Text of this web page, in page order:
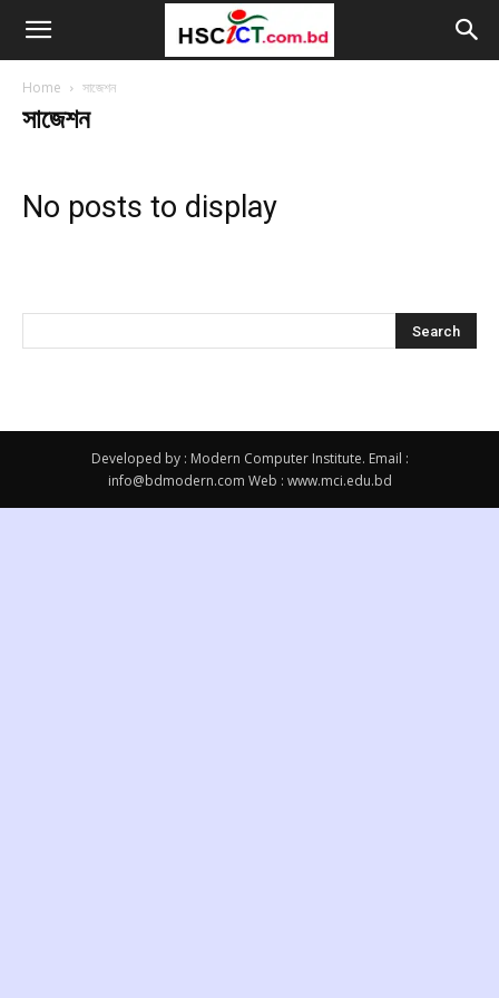
Home সাজেশন
সাজেশন
No posts to display
Developed by : Modern Computer Institute. Email :
info@bdmodern.com Web : www.mci.edu.bd